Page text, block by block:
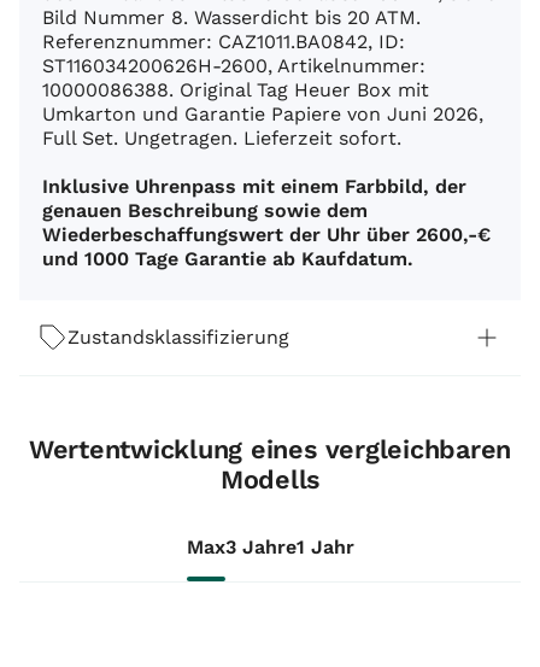
Bild Nummer 8. Wasserdicht bis 20 ATM.
Referenznummer: CAZ1011.BA0842, ID:
ST116034200626H-2600, Artikelnummer:
10000086388. Original Tag Heuer Box mit
Umkarton und Garantie Papiere von Juni 2026,
Full Set. Ungetragen. Lieferzeit sofort.
Inklusive Uhrenpass mit einem Farbbild, der
genauen Beschreibung sowie dem
Wiederbeschaffungswert der Uhr über 2600,-€
und 1000 Tage Garantie ab Kaufdatum.
Zustandsklassifizierung
Wertentwicklung eines vergleichbaren
Modells
Max3 Jahre1 Jahr